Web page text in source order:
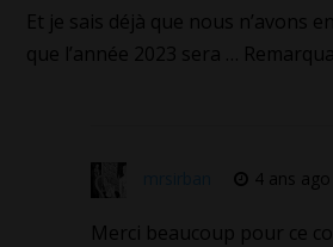
Et je sais déjà que nous n’avons
que l’année 2023 sera …
4 ans ago
Merci beaucoup pour ce